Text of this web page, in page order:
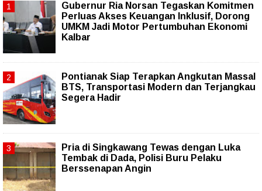
Gubernur Ria Norsan Tegaskan Komitmen
Perluas Akses Keuangan Inklusif, Dorong
UMKM Jadi Motor Pertumbuhan Ekonomi
Kalbar
Pontianak Siap Terapkan Angkutan Massal
BTS, Transportasi Modern dan Terjangkau
Segera Hadir
Pria di Singkawang Tewas dengan Luka
Tembak di Dada, Polisi Buru Pelaku
Berssenapan Angin